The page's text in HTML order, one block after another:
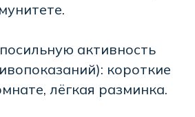
активность
короткие
лёгкая разминка.